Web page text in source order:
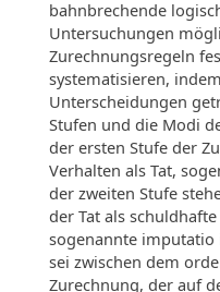
bahnbrechende
Untersuchungen
Zurechnungsregeln
systematisieren,
Unterscheidungen
Stufen und die Modi
der ersten Stufe der
Verhalten als Tat,
der zweiten Stufe
der Tat als
sogenannte
sei zwischen dem
Zurechnung, der auf